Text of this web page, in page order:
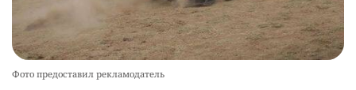
Фото предоставил рекламодатель